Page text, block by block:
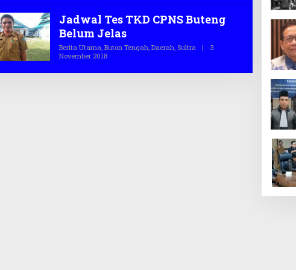
O
E
C
Jadwal Tes TKD CPNS Buteng
Belum Jelas
Berita Utama, Buton Tengah, Daerah, Sultra |
3
November 2018O
E